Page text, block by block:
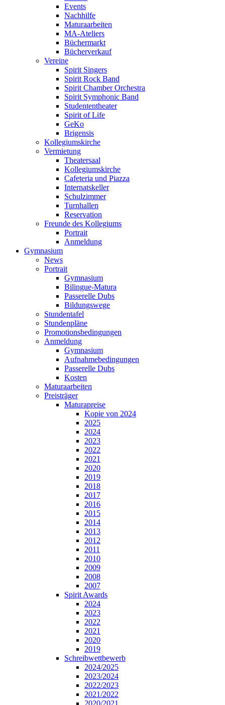
Events
Nachhilfe
Maturaarbeiten
MA-Ateliers
Büchermarkt
Bücherverkauf
Vereine
Spirit Singers
Spirit Rock Band
Spirit Chamber Orchestra
Spirit Symphonic Band
Studententheater
Spirit of Life
GeKo
Brigensis
Kollegiumskirche
Vermietung
Theatersaal
Kollegiumskirche
Cafeteria und Piazza
Internatskeller
Schulzimmer
Turnhallen
Reservation
Freunde des Kollegiums
Portrait
Anmeldung
Gymnasium
News
Portrait
Gymnasium
Bilingue-Matura
Passerelle Dubs
Bildungswege
Stundentafel
Stundenpläne
Promotionsbedingungen
Anmeldung
Gymnasium
Aufnahmebedingungen
Passerelle Dubs
Kosten
Maturaarbeiten
Preisträger
Maturapreise
Kopie von 2024
2025
2024
2023
2022
2021
2020
2019
2018
2017
2016
2015
2014
2013
2012
2011
2010
2009
2008
2007
Spirit Awards
2024
2023
2022
2021
2020
2019
Schreibwettbewerb
2024/2025
2023/2024
2022/2023
2021/2022
2020/2021